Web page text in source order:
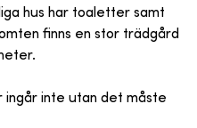
hus har toaletter samt
finns en stor trädgård
ingår inte utan det måste